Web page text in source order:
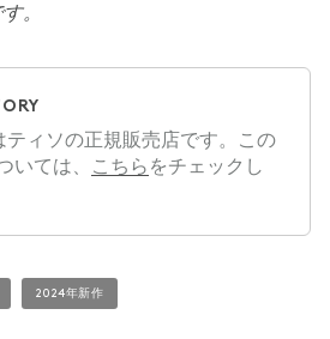
。
ティソの正規販売店です。この
いては、
こちら をチェックし
2024年新作